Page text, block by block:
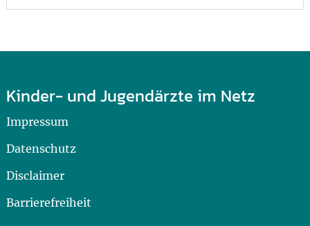
Kinder- und Jugendärzte im Netz
Impressum
Datenschutz
Disclaimer
Barrierefreiheit